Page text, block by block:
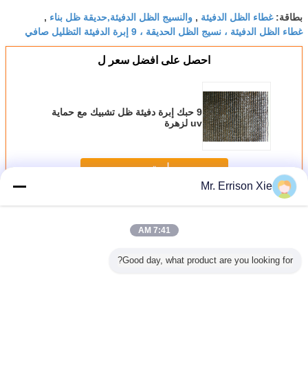
بطاقة:غطاء الظل الدفيئة , والنسيج الظل الدفيئة,حديقة ظل بناء ,
غطاء الظل الدفيئة ، نسيج الظل الحديقة ، 9 إبرة الدفيئة التظليل صافي
احصل على افضل سعر ل
9 حبك إبرة دفيئة ظل تشبيك مع حماية
uv لزهرة
استمر
أكثردفيئة ظل تشبيك
Mr. Errison Xie
7:41 AM
Good day, what product are you looking for?